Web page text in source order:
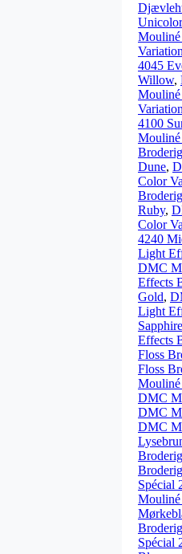
Mouliné
4045
Willow,
Mouliné
4100
Mouliné
Dune,
Color
Ruby,
Color
4240
Light
DMC
Effects
Gold,
Light
Sapphire
Effects
Floss
Floss
Mouliné
DMC
DMC
DMC
Spécial
Mouliné
Spécial